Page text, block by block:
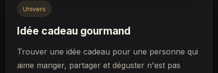
Univers
Idée cadeau gourmand
Trouver une idée cadeau pour une personne qui
aime manger, partager et déguster n'est pas